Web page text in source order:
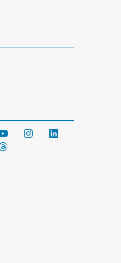
YouTube Instagram